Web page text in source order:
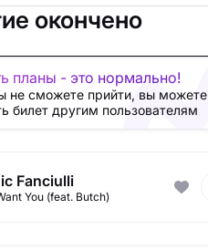
окончено
планы - это нормально!
не сможете прийти, вы можете
билет другим пользователям
Fanciulli
You (feat. Butch)